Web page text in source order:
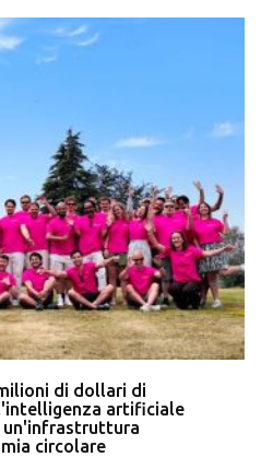
di dollari di
artificiale
circolare